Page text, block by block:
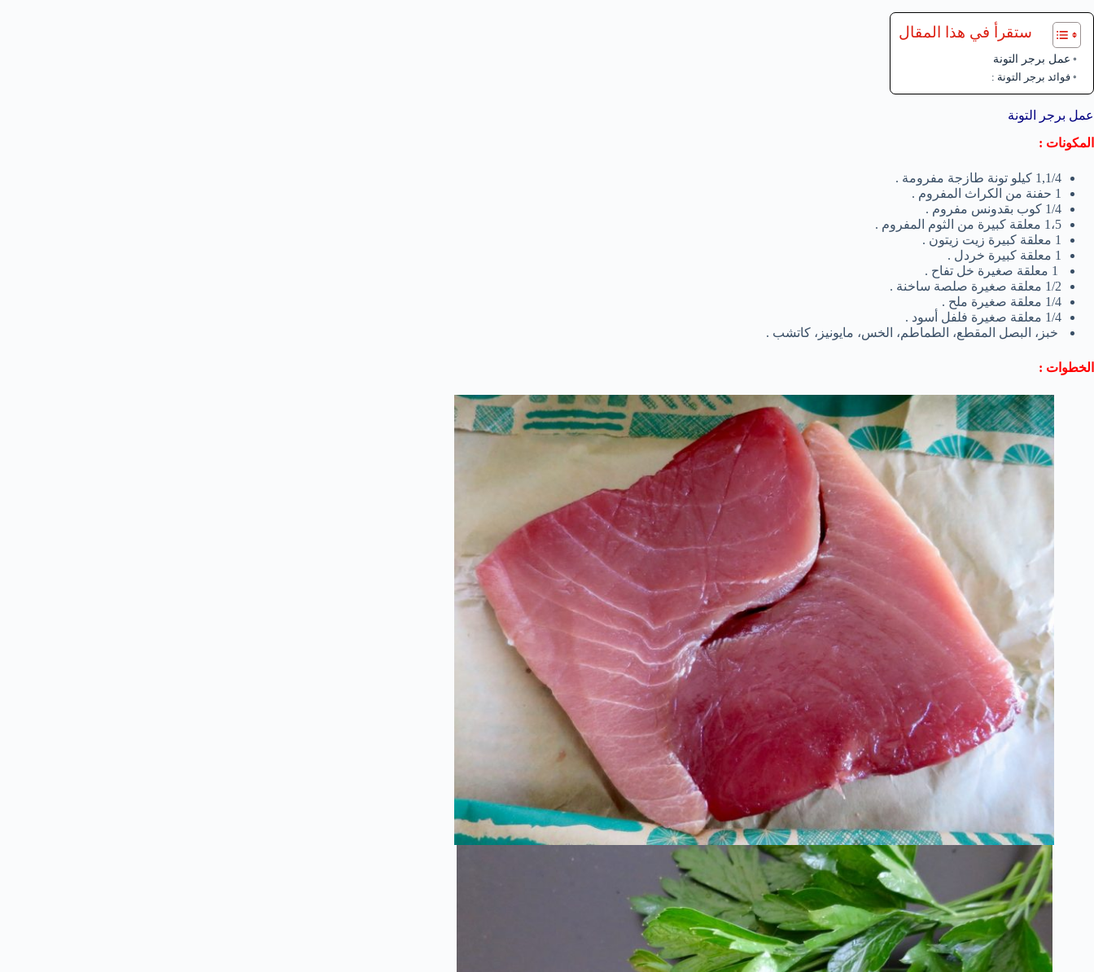
ستقرأ في هذا المقال
عمل برجر التونة
فوائد برجر التونة :
عمل برجر التونة
المكونات :
1,1/4 كيلو تونة طازجة مفرومة .
1 حفنة من الكراث المفروم .
1/4 كوب بقدونس مفروم .
1،5 معلقة كبيرة من الثوم المفروم .
1 معلقة كبيرة زيت زيتون .
1 معلقة كبيرة خردل .
1/2 معلقة صغيرة صلصة ساخنة .
1/4 معلقة صغيرة ملح .
1/4 معلقة صغيرة فلفل أسود .
خبز، البصل المقطع، الطماطم، الخس، مايونيز، كاتشب .
الخطوات :